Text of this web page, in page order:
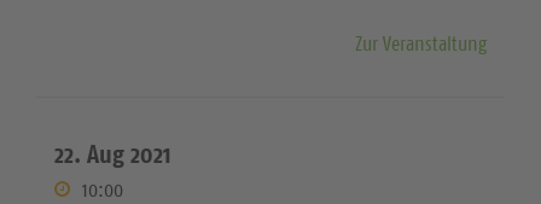
Zur Veranstaltung
22. Aug 2021
10:00